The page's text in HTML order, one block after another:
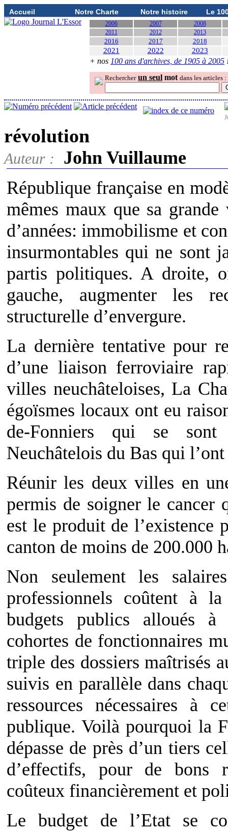
Accueil Notre Charte Notre histoire Le
2006 2007
2008
2011
2012 2013
2016 2017 2018
2021 2022 2023
+ nos 100 ans d'archives, de 1905 à 2005
Rechercher un seul mot dans les articles :
révolution
Auteur :
John Vuillaume
République française en
mêmes maux que sa
d’années: immobilisme et
insurmontables qui ne sont
partis politiques. A droite,
gauche, augmenter les
structurelle d’envergure.
La dernière tentative pour
d’une liaison ferroviaire
villes neuchâteloises, La
égoïsmes locaux ont eu
de-Fonniers qui se
Neuchâtelois du Bas qui
Réunir les deux villes en
permis de soigner le cancer
est le produit de l’existence
canton de moins de 200.000
Non seulement les
professionnels coûtent à
budgets publics alloués à
cohortes de fonctionnaires
triple des dossiers maîtrisés
suivis en parallèle dans
ressources nécessaires à
publique. Voilà pourquoi la
dépasse de près d’un tiers
d’effectifs, pour de bons
coûteux financièrement et
Le budget de l’Etat se